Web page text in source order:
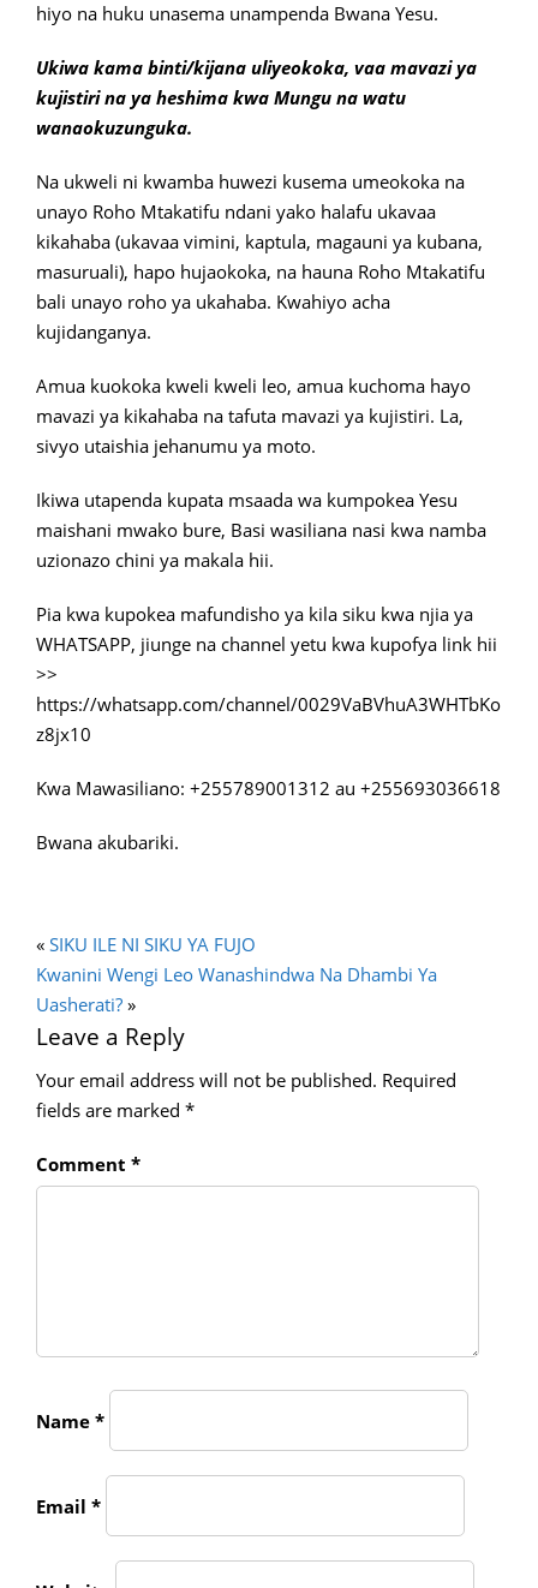
hiyo na huku unasema unampenda Bwana Yesu.
Ukiwa kama binti/kijana uliyeokoka, vaa mavazi ya
kujistiri na ya heshima kwa Mungu na watu
wanaokuzunguka.
Na ukweli ni kwamba huwezi kusema umeokoka na
unayo Roho Mtakatifu ndani yako halafu ukavaa
kikahaba (ukavaa vimini, kaptula, magauni ya kubana,
masuruali), hapo hujaokoka, na hauna Roho Mtakatifu
bali unayo roho ya ukahaba. Kwahiyo acha
kujidanganya.
Amua kuokoka kweli kweli leo, amua kuchoma hayo
mavazi ya kikahaba na tafuta mavazi ya kujistiri. La,
sivyo utaishia jehanumu ya moto.
Ikiwa utapenda kupata msaada wa kumpokea Yesu
maishani mwako bure, Basi wasiliana nasi kwa namba
uzionazo chini ya makala hii.
Pia kwa kupokea mafundisho ya kila siku kwa njia ya
WHATSAPP, jiunge na channel yetu kwa kupofya link hii
>>
https://whatsapp.com/channel/0029VaBVhuA3WHTbKo
z8jx10
Kwa Mawasiliano: +255789001312 au +255693036618
Bwana akubariki.
« SIKU ILE NI SIKU YA FUJO
Kwanini Wengi Leo Wanashindwa Na Dhambi Ya
Uasherati? »
Leave a Reply
Your email address will not be published. Required
fields are marked *
Comment *
Name *
Email *